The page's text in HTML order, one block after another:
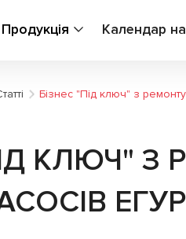
Продукція Календар
Бізнес "Під ключ" з
КЛЮЧ"
ЕГУР